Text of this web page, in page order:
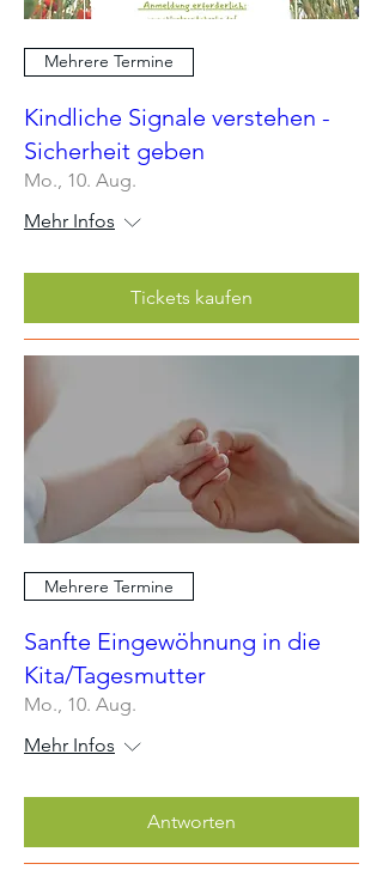
Mehrere Termine
Kindliche Signale verstehen -
Sicherheit geben
Mo., 10. Aug.
Mehr Infos
Tickets kaufen
Mehrere Termine
Sanfte Eingewöhnung in die
Kita/Tagesmutter
Mo., 10. Aug.
Mehr Infos
Antworten